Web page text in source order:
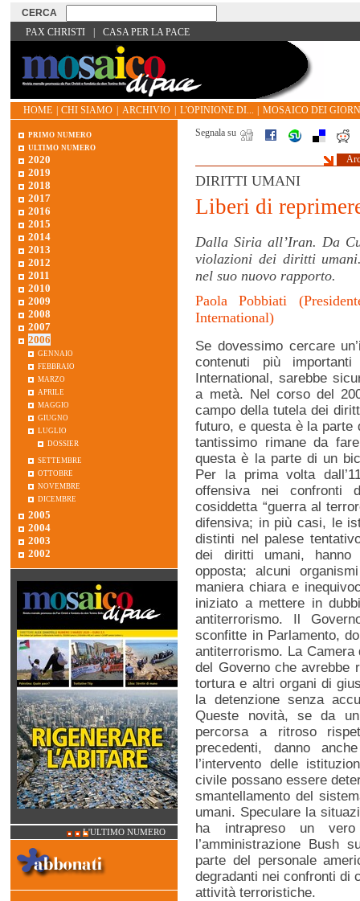
PAX CHRISTI CASA PER LA PACE
HOME CHI SIAMO ARCHIVIO L'OPINIONE DI...
MOSAICO DEI
Segnala su
DIRITTI UMANI
Liberi di
Dalla Siria all’Iran. Da
violazioni dei diritti
nel suo nuovo rapporto.
Paola Pobbiati
International)
Se dovessimo cercare
contenuti più
International, sarebbe
a metà. Nel corso del
campo della tutela dei
futuro, e questa è la parte
tantissimo rimane da
questa è la parte di un
Per la prima volta
offensiva nei confronti
cosiddetta “guerra al
difensiva; in più casi, le
distinti nel palese
dei diritti umani, hanno
opposta; alcuni
maniera chiara e
iniziato a mettere in
antiterrorismo. Il
sconfitte in Parlamento,
antiterrorismo. La
del Governo che avrebbe
tortura e altri organi di
la detenzione senza
Queste novità, se da
percorsa a ritroso
precedenti, danno
l’intervento delle
civile possano essere
smantellamento del
umani. Speculare la
ha intrapreso un
l’amministrazione Bush
parte del personale
degradanti nei confronti di
attività terroristiche.
primo numero
ultimo numero
2020
2019
2018
2017
2016
2015
2014
2013
2012
2011
2010
2009
2008
2007
2006
gennaio
febbraio
marzo
aprile
maggio
giugno
luglio
dossier
settembre
ottobre
novembre
dicembre
2005
2004
2003
2002
L'ULTIMO NUMERO